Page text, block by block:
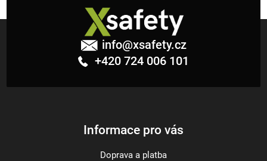
info@xsafety.cz
+420 724 006 101
Informace pro vás
Doprava a platba